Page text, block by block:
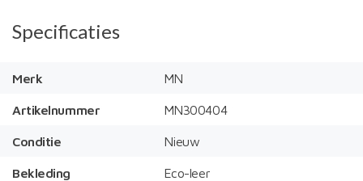
Specificaties
Merk MN
Artikelnummer MN300404
Conditie Nieuw
Bekleding Eco-leer